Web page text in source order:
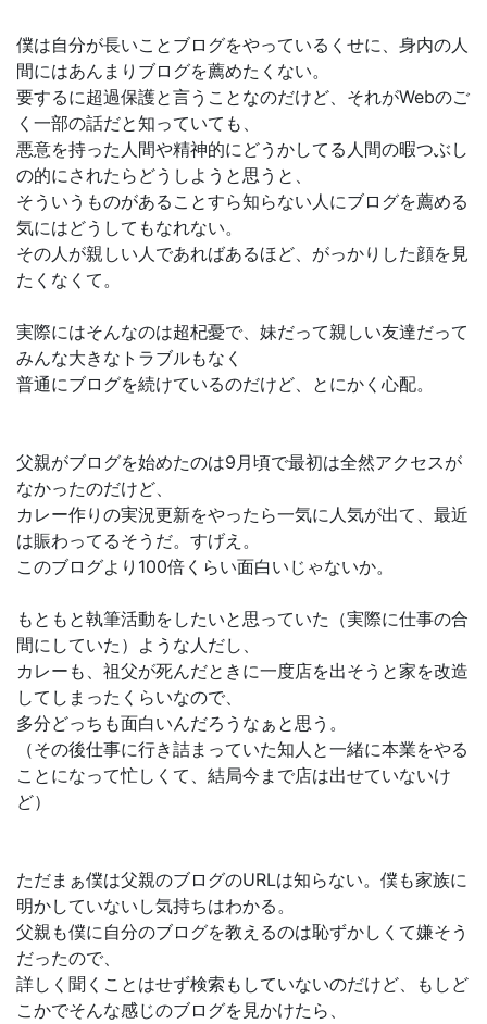
僕は自分が長いことブログをやっているくせに、身内の人
間にはあんまりブログを薦めたくない。
要するに超過保護と言うことなのだけど、それがWebのご
く一部の話だと知っていても、
悪意を持った人間や精神的にどうかしてる人間の暇つぶし
の的にされたらどうしようと思うと、
そういうものがあることすら知らない人にブログを薦める
気にはどうしてもなれない。
その人が親しい人であればあるほど、がっかりした顔を見
たくなくて。
実際にはそんなのは超杞憂で、妹だって親しい友達だって
みんな大きなトラブルもなく
普通にブログを続けているのだけど、とにかく心配。
父親がブログを始めたのは9月頃で最初は全然アクセスが
なかったのだけど、
カレー作りの実況更新をやったら一気に人気が出て、最近
は賑わってるそうだ。すげえ。
このブログより100倍くらい面白いじゃないか。
もともと執筆活動をしたいと思っていた（実際に仕事の合
間にしていた）ような人だし、
カレーも、祖父が死んだときに一度店を出そうと家を改造
してしまったくらいなので、
多分どっちも面白いんだろうなぁと思う。
（その後仕事に行き詰まっていた知人と一緒に本業をやる
ことになって忙しくて、結局今まで店は出せていないけ
ど）
ただまぁ僕は父親のブログのURLは知らない。僕も家族に
明かしていないし気持ちはわかる。
父親も僕に自分のブログを教えるのは恥ずかしくて嫌そう
だったので、
詳しく聞くことはせず検索もしていないのだけど、もしど
こかでそんな感じのブログを見かけたら、